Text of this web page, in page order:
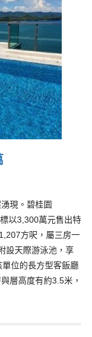
現。碧桂園
以3,300萬元售出特
方呎，屬三房一
設天際游泳池，享
位的長方型客飯廳
層高度有約3.5米，